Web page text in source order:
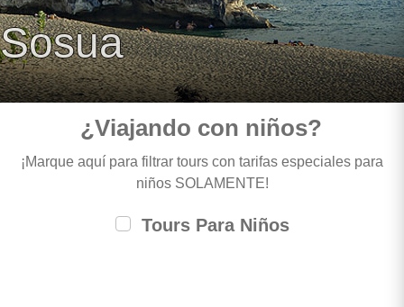
Sosua
¿Viajando con niños?
¡Marque aquí para filtrar tours con tarifas especiales para
niños SOLAMENTE!
Tours Para Niños